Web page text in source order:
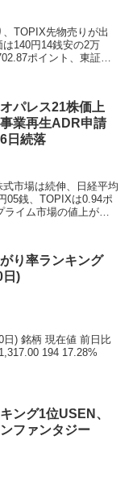
TOPIX先物売りが出
140円14銭安の2万
ポイント、東証一
パレス21株価上
業再生ADR申請
日続落
05銭、TOPIXは0.94ポ
り率ランキング
日)
日比
ング1位USEN、
ファンタジー